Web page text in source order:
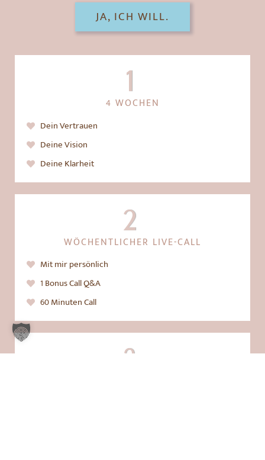
JA, ICH WILL.
1
4 WOCHEN
Dein Vertrauen
Deine Vision
Deine Klarheit
2
WÖCHENTLICHER LIVE-CALL
Mit mir persönlich
1 Bonus Call Q&A
60 Minuten Call
3